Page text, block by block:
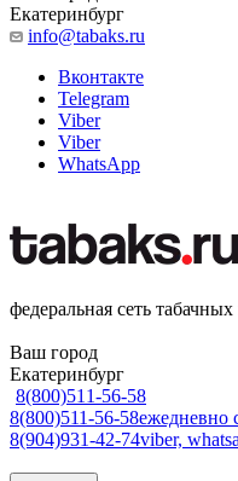
Екатеринбург
info@tabaks.ru
Вконтакте
Telegram
Viber
Viber
WhatsApp
федеральная сеть
Ваш город
Екатеринбург
8(800)511-56-58
8(800)511-56-58ежедневно
8(904)931-42-74viber,